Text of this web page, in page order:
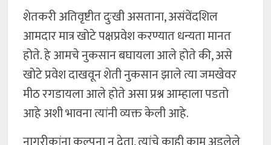
शेतकरी अतिवृष्टीत दुःखी असताना, असंवेंदशिल
आमदार मात्र खोटे पक्षप्रवेश करण्यात धन्यता मानत
होते. हे आमचे नुकसान बघायला आले होते की, असे
खोटे प्रवेश दाखवून शेती नुकसान झाले त्या जमखेवर
मीठ रगडायला आले होते असा प्रश्न आम्हाला पडतो
आहे अशी भावना त्यांनी व्यक्त केली आहे.